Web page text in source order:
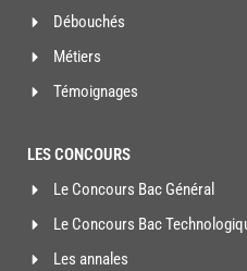
Débouchés
Métiers
Témoignages
LES CONCOURS
Le Concours Bac Général
Le Concours Bac
Les annales